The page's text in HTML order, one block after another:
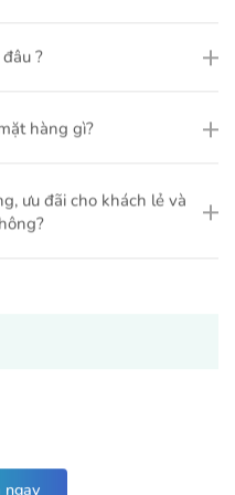
lâu
các thành phần thực vật
?
hàng gì?
ưu đãi cho khách lẻ và